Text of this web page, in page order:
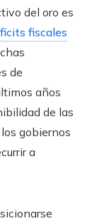
del oro es
fiscales
de
años
de las
gobiernos
a